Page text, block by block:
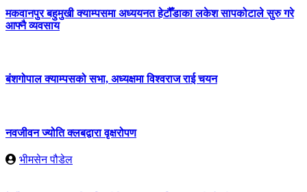
मकवानपुर बहुमुखी क्याम्पसमा अध्ययनत हेटौँडाका लकेश सापकोटाले सुरु गरे
आफ्नै व्यवसाय
बंशगोपाल क्याम्पसको सभा, अध्यक्षमा विश्वराज राई चयन
नवजीवन ज्योति क्लबद्वारा वृक्षरोपण
भीमसेन पौडेल